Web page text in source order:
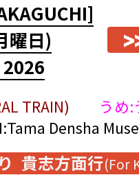
曜日)
TRAIN)
うめ:
Densha
貴志方面行(For